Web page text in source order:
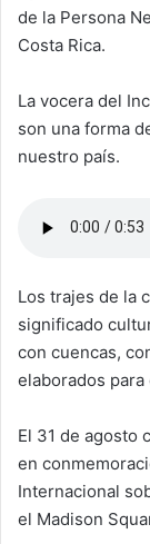
de la Persona
Costa Rica.
La vocera del
son una forma
nuestro país.
Los trajes de la
significado
con cuencas,
elaborados
El 31 de agosto
en
Internacional
el Madison